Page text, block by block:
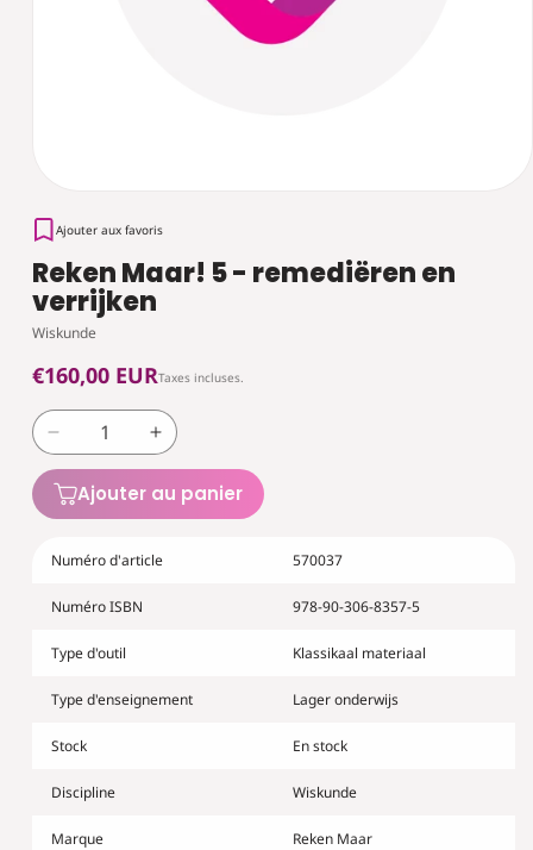
Ajouter aux favoris
Reken Maar! 5 - remediëren en
verrijken
Wiskunde
Prix
habituel
€160,00 EURTaxes incluses.
Réduire
la
quantité
de
Maar!
-
remediëren
en
verrijken
Augmenter
la
quantité
de
Maar!
verrijken
Ajouter au panier
Numéro d'article 570037
Numéro ISBN 978-90-306-8357-5
Type d'outil Klassikaal materiaal
Type d'enseignement Lager onderwijs
Stock En stock
Discipline Wiskunde
Marque Reken Maar